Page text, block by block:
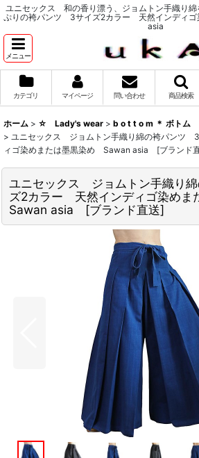
ユニセックス 和の香り漂う、ジョムトン手織り綿
ぷりの袴パンツ 3サイズ2カラー 天然インディ
asia
メニュー
カテゴリ マイページ 問い合わせ 商品検索
ホーム > ☆ Lady's wear > b o t t o m ＊ ボトム
> ユニセックス ジョムトン手織り綿の袴パンツ
ィゴ染めまたは墨黒染め Sawan asia [ブランド
ユニセックス ジョムトン手織り
ズ2カラー 天然インディゴ染めま
Sawan asia [ブランド直送]